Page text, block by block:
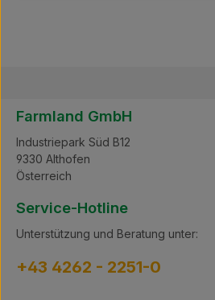
Vakuumsäcken – für eine
Lagerung. Bestellen Sie noch
wie einfach es sein kann, Ihre
köstlich zu halten! Übersicht Größe: 25 x 35 cm
Farmland GmbH
Industriepark Süd B12
9330 Althofen
Österreich
Service-Hotline
Unterstützung und Beratung unter:
+43 4262 - 2251-0